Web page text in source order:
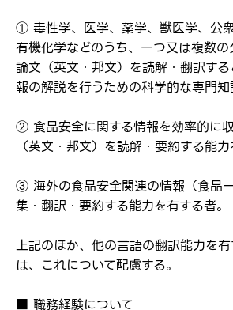
転職報告をする
パスワード
※パスワードを忘れた方はコチラ
新規会員登録
① 毒性学、医学、薬学、獣医学、公衆
有機化学などのうち、一つ又は複数
論文（英文・邦文）を読解・翻訳す
報の解説を行うための科学的な専門知
② 食品安全に関する情報を効率的に
（英文・邦文）を読解・要約する能力
③ 海外の食品安全関連の情報（食品
集・翻訳・要約する能力を有する者。
上記のほか、他の言語の翻訳能力を
は、これについて配慮する。
■ 職務経験について